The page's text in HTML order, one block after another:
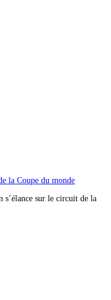
la Coupe du monde
s’élance sur le circuit de la